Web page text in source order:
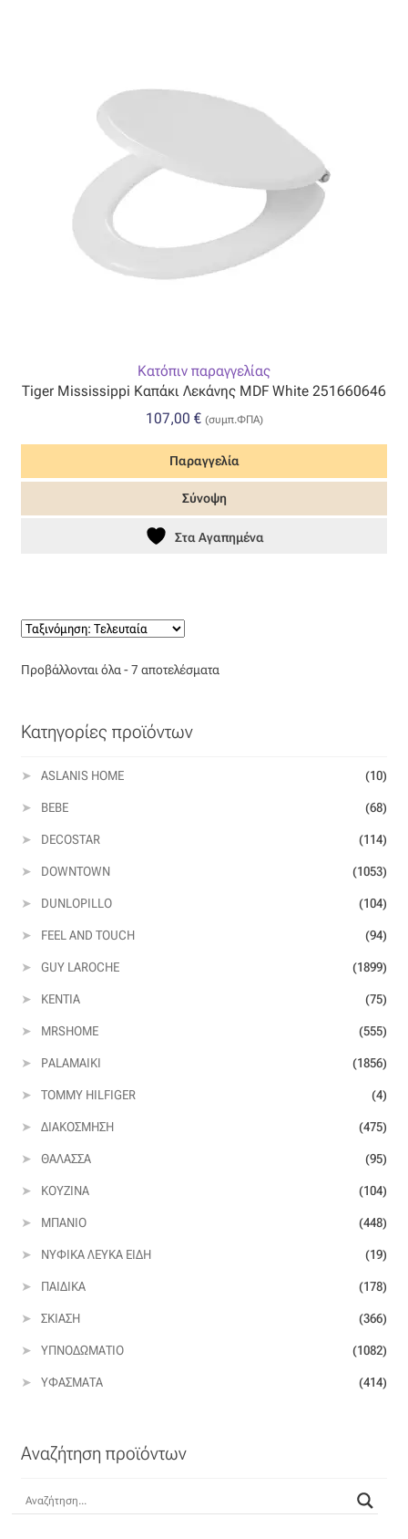
Κατόπιν παραγγελίας
Tiger Mississippi Καπάκι Λεκάνης MDF White 251660646
107,00 € (συμπ.ΦΠΑ)
Παραγγελία
Σύνοψη
Στα Αγαπημένα
Προβάλλονται όλα - 7 αποτελέσματαSorted
Κατηγορίες προϊόντων
ASLANIS HOME (10)
BEBE (68)
DECOSTAR (114)
DOWNTOWN (1053)
DUNLOPILLO (104)
FEEL AND TOUCH (94)
GUY LAROCHE (1899)
KENTIA (75)
MRSHOME (555)
PALAMAIKI (1856)
TOMMY HILFIGER (4)
ΔΙΑΚΌΣΜΗΣΗ (475)
ΘΆΛΑΣΣΑ (95)
ΚΟΥΖΊΝΑ (104)
ΜΠΆΝΙΟ (448)
ΝΥΦΙΚΆ ΛΕΥΚΆ ΕΊΔΗ (19)
ΠΑΙΔΙΚΆ (178)
ΣΚΊΑΣΗ (366)
ΥΠΝΟΔΩΜΆΤΙΟ (1082)
ΥΦΆΣΜΑΤΑ (414)
Αναζήτηση προϊόντων